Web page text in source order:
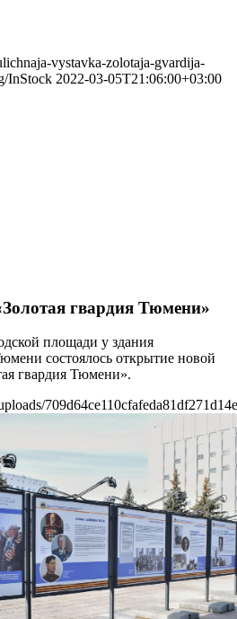
vystavka-zolotaja-gvardija-
InStock 2022-03-05T21:06:00+03:00
гвардия Тюмени»
площади у здания
состоялось открытие новой
гвардия Тюмени».